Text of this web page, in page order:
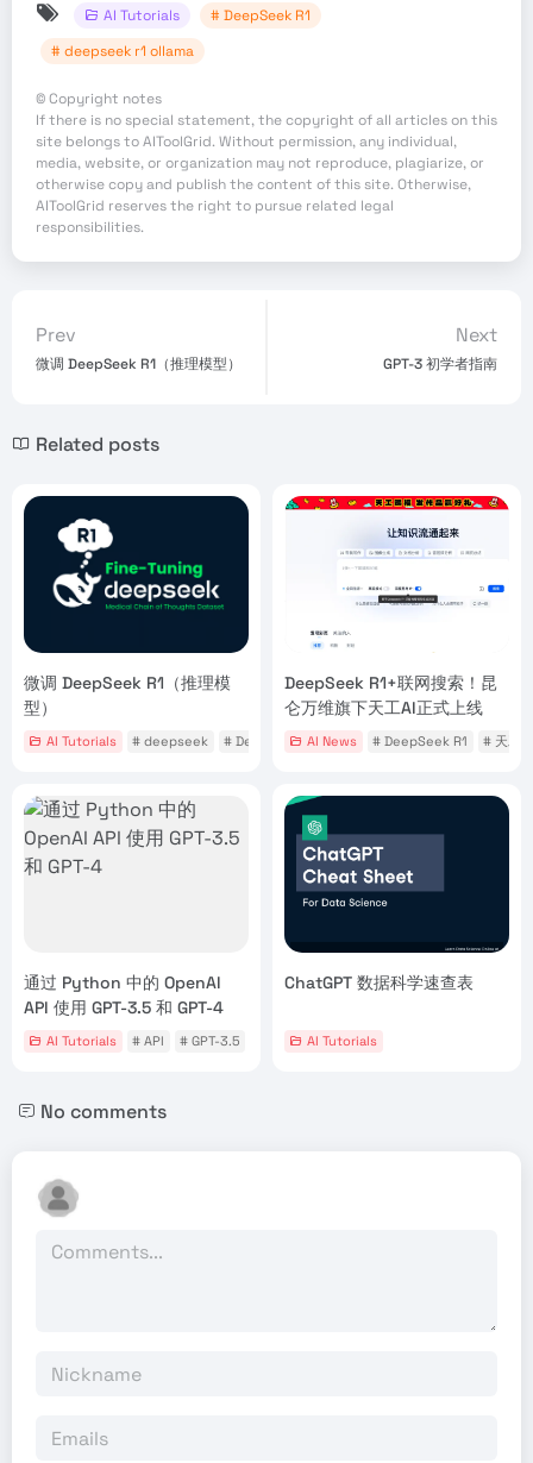
AI Tutorials
# DeepSeek R1
# deepseek r1 ollama
©Copyright notes
If there is no special statement, the copyright of all articles on this
site belongs to AIToolGrid. Without permission, any individual,
media, website, or organization may not reproduce, plagiarize, or
otherwise copy and publish the content of this site. Otherwise,
AIToolGrid reserves the right to pursue related legal
responsibilities.
Prev
微调 DeepSeek R1（推理模型）
Next
GPT-3 初学者指南
Related posts
微调 DeepSeek R1（推理模
型）
AI Tutorials # deepseek # DeepSeek AI # DeepSeek R1
DeepSeek R1+联网搜索！昆
仑万维旗下天工AI正式上线
AI News # DeepSeek R1 # 天工AI
通过 Python 中的 OpenAI
API 使用 GPT-3.5 和 GPT-4
AI Tutorials # API # GPT-3.5 # GPT-4
ChatGPT 数据科学速查表
AI Tutorials
No comments